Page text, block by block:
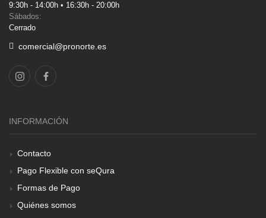
9:30h - 14:00h • 16:30h - 20:00h
Sábados:
Cerrado
comercial@pronorte.es
INFORMACIÓN
Contacto
Pago Flexible con seQura
Formas de Pago
Quiénes somos